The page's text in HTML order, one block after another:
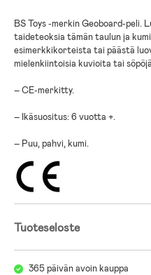
BS Toys -merkin Geoboard-peli.
taideteoksia tämän taulun ja
esimerkkikorteista tai päästä
mielenkiintoisia kuvioita tai
– CE-merkitty.
– Ikäsuositus: 6 vuotta +.
– Puu, pahvi, kumi.
Tuoteseloste
365 päivän avoin kauppa